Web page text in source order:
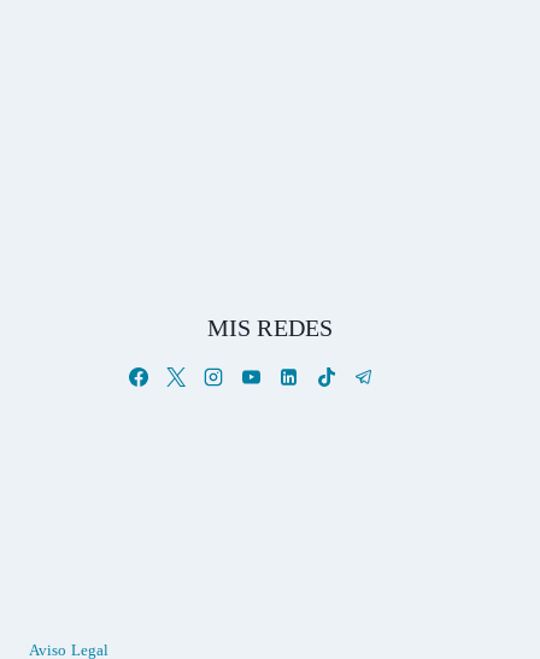
MIS REDES
Aviso Legal